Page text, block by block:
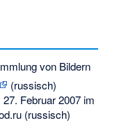
von Bildern
(russisch)
Februar 2007 im
(russisch)